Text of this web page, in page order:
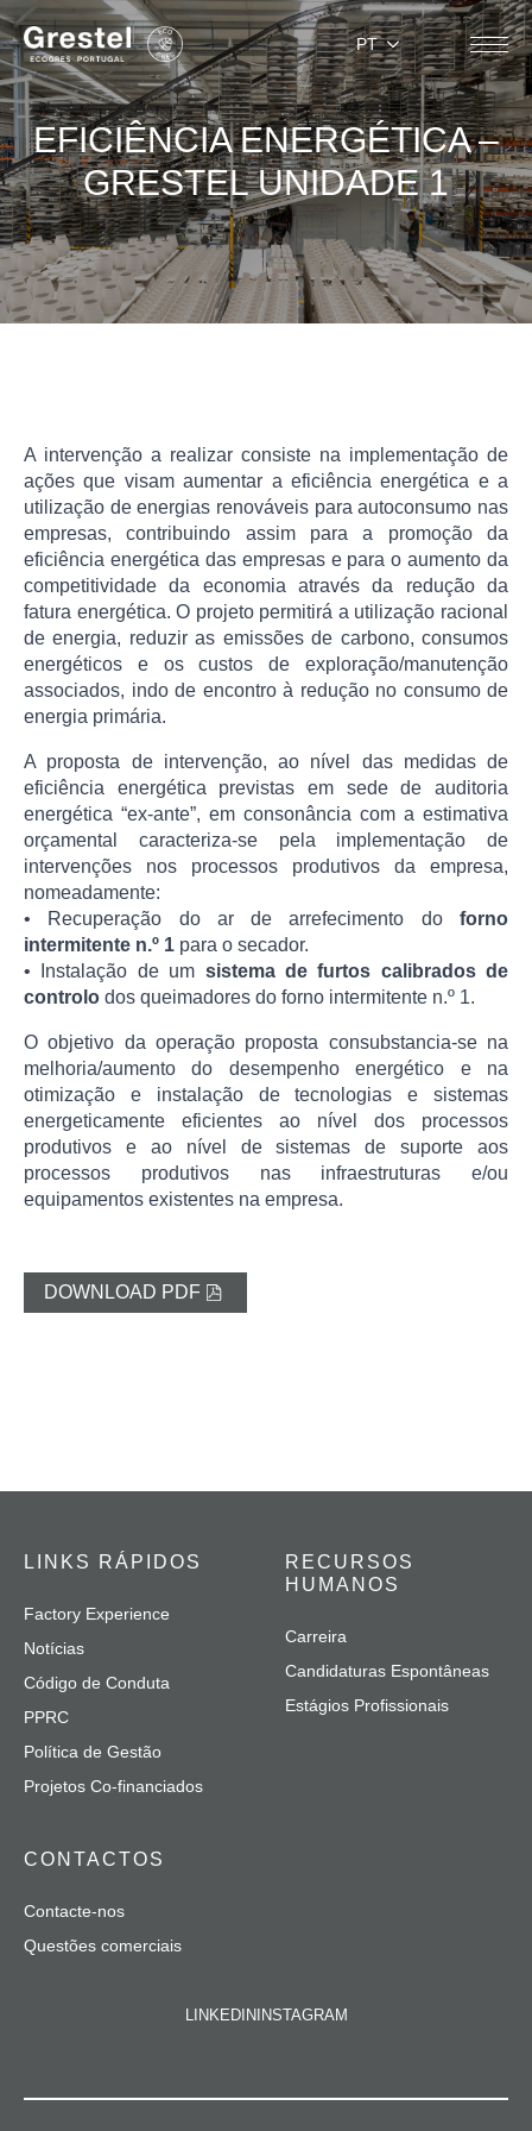
PT
EFICIÊNCIA ENERGÉTICA –
GRESTEL UNIDADE 1
A intervenção a realizar consiste na implementação de
ações que visam aumentar a eficiência energética e a
utilização de energias renováveis para autoconsumo nas
empresas, contribuindo assim para a promoção da
eficiência energética das empresas e para o aumento da
competitividade da economia através da redução da
fatura energética. O projeto permitirá a utilização racional
de energia, reduzir as emissões de carbono, consumos
energéticos e os custos de exploração/manutenção
associados, indo de encontro à redução no consumo de
energia primária.
A proposta de intervenção, ao nível das medidas de
eficiência energética previstas em sede de auditoria
energética “ex-ante”, em consonância com a estimativa
orçamental caracteriza-se pela implementação de
intervenções nos processos produtivos da empresa,
nomeadamente:
• Recuperação do ar de arrefecimento do forno
intermitente n.º 1 para o secador.
• Instalação de um sistema de furtos calibrados de
controlo dos queimadores do forno intermitente n.º 1.
O objetivo da operação proposta consubstancia-se na
melhoria/aumento do desempenho energético e na
otimização e instalação de tecnologias e sistemas
energeticamente eficientes ao nível dos processos
produtivos e ao nível de sistemas de suporte aos
processos produtivos nas infraestruturas e/ou
equipamentos existentes na empresa.
DOWNLOAD PDF
LINKS RÁPIDOS
Factory Experience
Notícias
Código de Conduta
PPRC
Política de Gestão
Projetos Co-financiados
RECURSOS
HUMANOS
Carreira
Candidaturas Espontâneas
Estágios Profissionais
CONTACTOS
Contacte-nos
Questões comerciais
LINKEDIN INSTAGRAM